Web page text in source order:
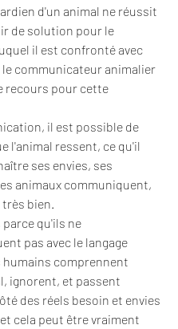
d'un animal ne réussit
de solution pour le
il est confronté avec
le communicateur animalier
recours pour cette
il est possible de
l'animal ressent, ce qu'il
ses envies, ses
animaux communiquent,
bien.
qu'ils ne
pas avec le langage
humains comprennent
ignorent, et passent
des réels besoin et envies
cela peut être vraiment